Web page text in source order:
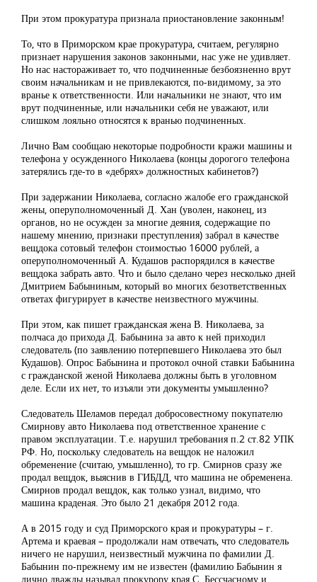
При этом прокуратура признала приостановление законным!
То, что в Приморском крае прокуратура, считаем, регулярно
признает нарушения законов законными, нас уже не удивляет.
Но нас настораживает то, что подчиненные безбоязненно врут
своим начальникам и не привлекаются, по-видимому, за это
вранье к ответственности. Или начальники не знают, что им
врут подчиненные, или начальники себя не уважают, или
слишком лояльно относятся к вранью подчиненных.
Лично Вам сообщаю некоторые подробности кражи машины и
телефона у осужденного Николаева (концы дорогого телефона
затерялись где-то в «дебрях» должностных кабинетов?)
При задержании Николаева, согласно жалобе его гражданской
жены, оперуполномоченный Д. Хан (уволен, наконец, из
органов, но не осужден за многие деяния, содержащие по
нашему мнению, признаки преступления) забрал в качестве
вещдока сотовый телефон стоимостью 16000 рублей, а
оперуполномоченный А. Кудашов распорядился в качестве
вещдока забрать авто. Что и было сделано через несколько дней
Дмитрием Бабыниным, который во многих безответственных
ответах фигурирует в качестве неизвестного мужчины.
При этом, как пишет гражданская жена В. Николаева, за
полчаса до прихода Д. Бабынина за авто к ней приходил
следователь (по заявлению потерпевшего Николаева это был
Кудашов). Опрос Бабынина и протокол очной ставки Бабынина
с гражданской женой Николаева должны быть в уголовном
деле. Если их нет, то изъяли эти документы умышленно?
Следователь Шеламов передал добросовестному покупателю
Смирнову авто Николаева под ответственное хранение с
правом эксплуатации. Т.е. нарушил требования п.2 ст.82 УПК
РФ. Но, поскольку следователь на вещдок не наложил
обременение (считаю, умышленно), то гр. Смирнов сразу же
продал вещдок, выяснив в ГИБДД, что машина не обременена.
Смирнов продал вещдок, как только узнал, видимо, что
машина краденая. Это было 21 декабря 2012 года.
А в 2015 году и суд Приморского края и прокуратуры – г.
Артема и краевая – продолжали нам отвечать, что следователь
ничего не нарушил, неизвестный мужчина по фамилии Д.
Бабынин по-прежнему им не известен (фамилию Бабынин я
лично дважды называл прокурору края С. Бессчасному и